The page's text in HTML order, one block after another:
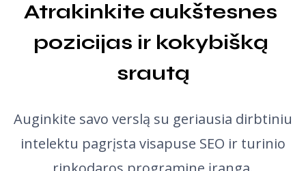
Atrakinkite aukštesnes
pozicijas ir kokybišką
srautą
Auginkite savo verslą su geriausia dirbtiniu
intelektu pagrįsta visapuse SEO ir turinio